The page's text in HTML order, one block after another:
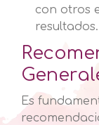
con otros
resultados.
Es